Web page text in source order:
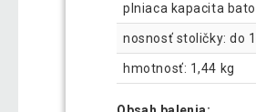
plniaca kapacita
nosnosť stoličky: do
hmotnosť: 1,44 kg